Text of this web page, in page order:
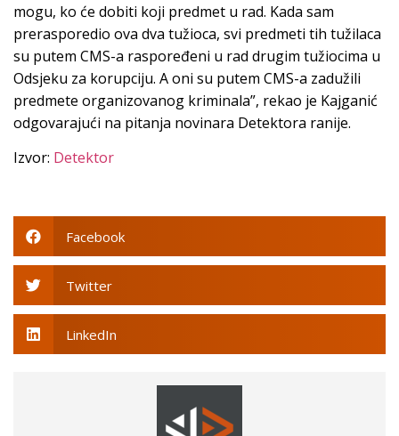
mogu, ko će dobiti koji predmet u rad. Kada sam
prerasporedio ova dva tužioca, svi predmeti tih tužilaca
su putem CMS-a raspoređeni u rad drugim tužiocima u
Odsjeku za korupciju. A oni su putem CMS-a zadužili
predmete organizovanog kriminala”, rekao je Kajganić
odgovarajući na pitanja novinara Detektora ranije.
Izvor: Detektor
Facebook
Twitter
LinkedIn